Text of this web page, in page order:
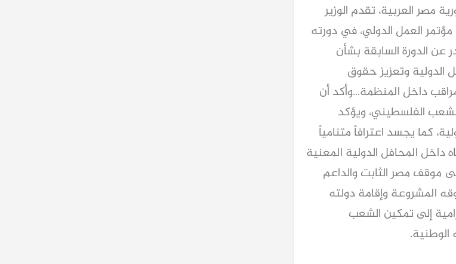
مصر العربية، تقدم الوزير
العمل الدولي، في دورته
عن الدورة السابقة بشأن
الدولية وتعزيز حقوق
داخل المنظمة...وأكد أن
الفلسطيني، ويؤكد
كما يجسد اعترافاً متنامياً
المحافل الدولية المعنية
موقف مصر الثابت والداعم
المشروعة وإقامة دولته
إلى تمكين الشعب